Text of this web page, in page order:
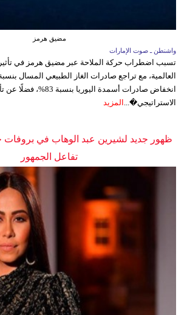
مضيق هرمز
واشنطن ـ صوت الإمارات
تسبب اضطراب حركة الملاحة عبر مضيق هرمز في
انخفاض صادرات أسمدة
الاستراتيجي�... المزيد
ظهور جديد لشيرين عبد الوهاب في بروفات
تفاعل الجمهور